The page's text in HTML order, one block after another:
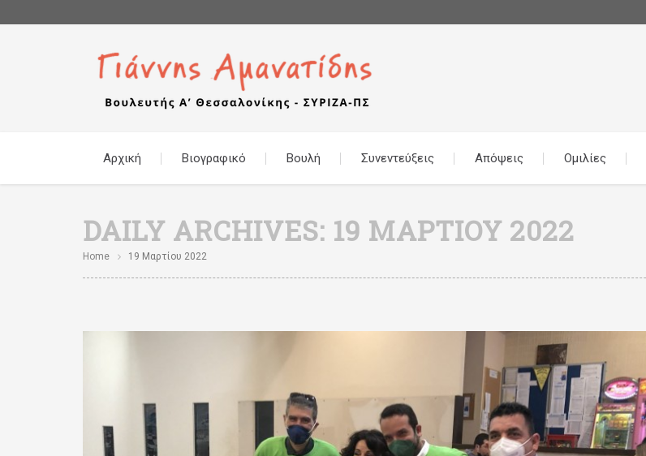
Αρχική Βιογραφικό Βουλή Συνεντεύξεις Απόψεις Ομιλίες
DAILY ARCHIVES: 19 ΜΑΡΤΊΟΥ 2022
Home 19 Μαρτίου 2022